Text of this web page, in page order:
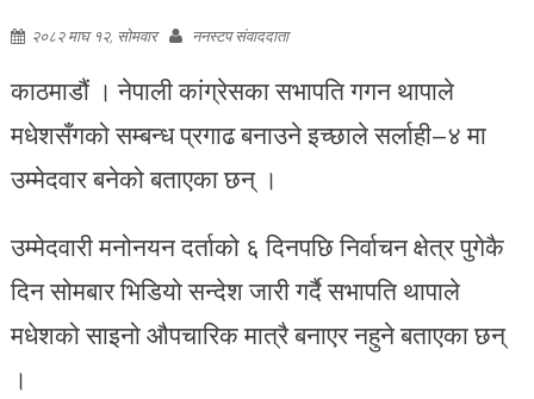
२०८२ माघ १२, सोमवार ननस्टप संवाददाता
काठमाडौं । नेपाली कांग्रेसका सभापति गगन थापाले
मधेशसँगको सम्बन्ध प्रगाढ बनाउने इच्छाले सर्लाही–४ मा
उम्मेदवार बनेको बताएका छन् ।
उम्मेदवारी मनोनयन दर्ताको ६ दिनपछि निर्वाचन क्षेत्र पुगेकै
दिन सोमबार भिडियो सन्देश जारी गर्दै सभापति थापाले
मधेशको साइनो औपचारिक मात्रै बनाएर नहुने बताएका छन्
।